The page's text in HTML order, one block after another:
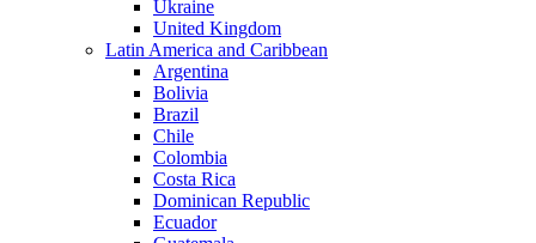
Ukraine
United Kingdom
Latin America and Caribbean
Argentina
Bolivia
Brazil
Chile
Colombia
Costa Rica
Dominican Republic
Ecuador